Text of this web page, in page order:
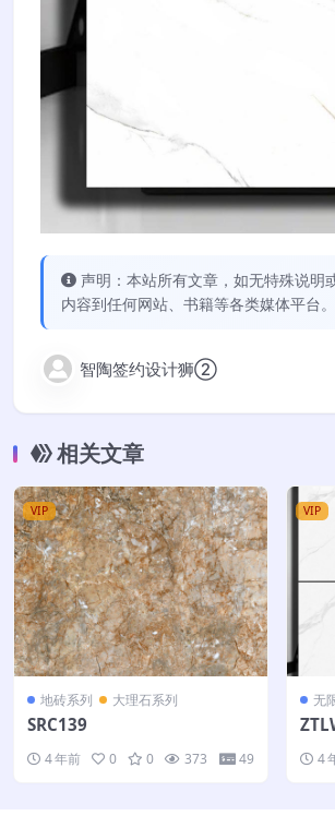
声明：本站所有文章，如无特殊说明
内容到任何网站、书籍等各类媒体平台
智陶签约设计狮②
相关文章
VIP
地砖系列 大理石系列
SRC139
4 年前 0 0 373 49
VIP
无
4